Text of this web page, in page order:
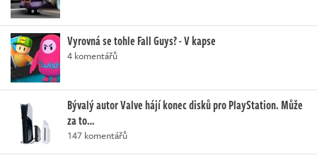
Vyrovná se tohle Fall Guys? - V kapse
4 komentářů
Bývalý autor Valve hájí konec disků pro PlayStation. Může
za to…
147 komentářů